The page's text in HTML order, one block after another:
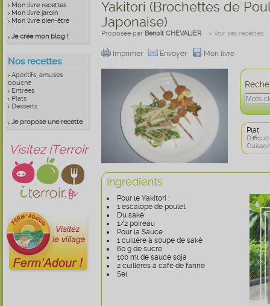
Mon livre recettes
Mon livre jardin
Mon livre bien-être
Je crée mon blog !
Nos recettes
Apéritifs, amuses
bouche
Entrées
Plats
Desserts
Je propose une recette
Visitez iTerroir
Yakitori (Brochettes de
Japonaise)
Proposée par Benoît CHEVALIER > Voir ses recettes
Imprimer Envoyer Mon livre
Plat
Ingrédients
Pour le Yakitori :
1 escalope de poulet
Du saké
1/2 poireau
Pour la Sauce :
1 cuillère à soupe de saké
60 g de sucre
100 ml de sauce soja
2 cuillères à café de farine
Sel